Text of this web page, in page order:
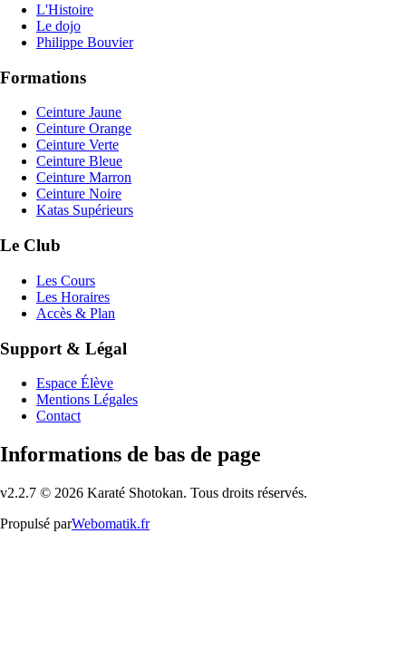
L'Histoire
Le dojo
Philippe Bouvier
Formations
Ceinture Jaune
Ceinture Orange
Ceinture Verte
Ceinture Bleue
Ceinture Marron
Ceinture Noire
Katas Supérieurs
Le Club
Les Cours
Les Horaires
Accès & Plan
Support & Légal
Espace Élève
Mentions Légales
Contact
Informations de bas de page
v2.2.7 © 2026 Karaté Shotokan. Tous droits réservés.
Propulsé parWebomatik.fr